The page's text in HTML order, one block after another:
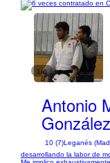
1/6
Antonio
González
10 (7)Leganés
desarrollando la labor de